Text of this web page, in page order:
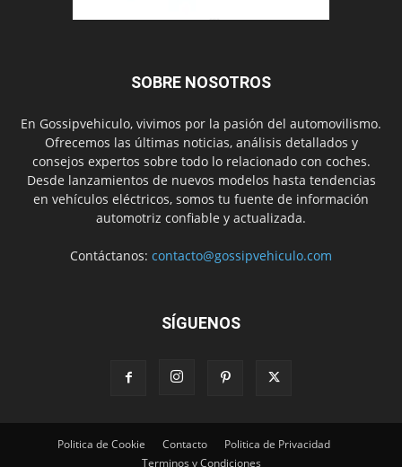
SOBRE NOSOTROS
En Gossipvehiculo, vivimos por la pasión del automovilismo.
Ofrecemos las últimas noticias, análisis detallados y
consejos expertos sobre todo lo relacionado con coches.
Desde lanzamientos de nuevos modelos hasta tendencias
en vehículos eléctricos, somos tu fuente de información
automotriz confiable y actualizada.
Contáctanos: contacto@gossipvehiculo.com
SÍGUENOS
Politica de Cookie Contacto
Politica de Privacidad
Terminos y Condiciones